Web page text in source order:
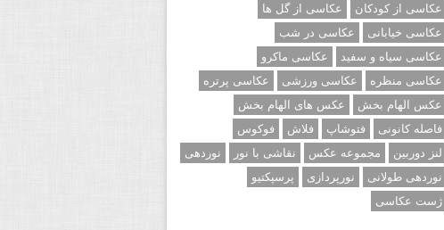
عکاسی از کودکان
عکاسی از گل ها
عکاسی خیابانی
عکاسی در شب
عکاسی سیاه و سفید
عکاسی ماکرو
عکاسی منظره
عکاسی ورزشی
عکاسی پرتره
عکس الهام بخش
عکس های الهام بخش
فاصله کانونی
فتوشاپ فلاش
فوکوس
لنز دوربین
مجموعه عکس نقاشی با نور
نوردهی
نوردهی طولانی
نورپردازی
پرسپکتیو
ژست عکاسی